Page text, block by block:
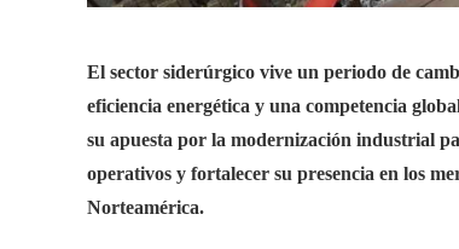
El sector siderúrgico vive un periodo de
eficiencia energética y una competencia
su apuesta por la modernización industrial
operativos y fortalecer su presencia en los
Norteamérica.